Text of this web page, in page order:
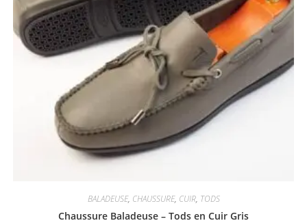
BALADEUSE, CHAUSSURE, CUIR, TODS
Chaussure Baladeuse – Tods en Cuir Gris